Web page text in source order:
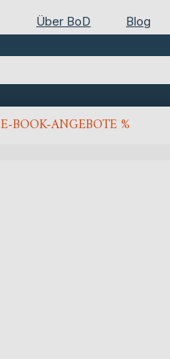
Über BoD Blog
E-BOOK-ANGEBOTE %